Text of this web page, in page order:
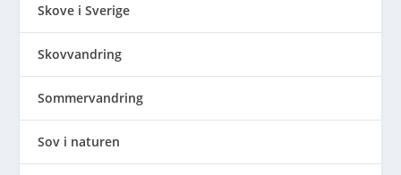
Skove i Sverige
Skovvandring
Sommervandring
Sov i naturen